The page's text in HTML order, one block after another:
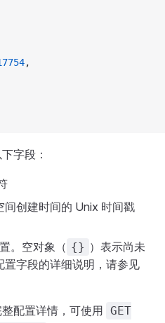
,
字段：
间创建时间的 Unix 时间戳
。空对象（ {} ）表示尚未
置字段的详细说明，请参见
配置详情，可使用 GET